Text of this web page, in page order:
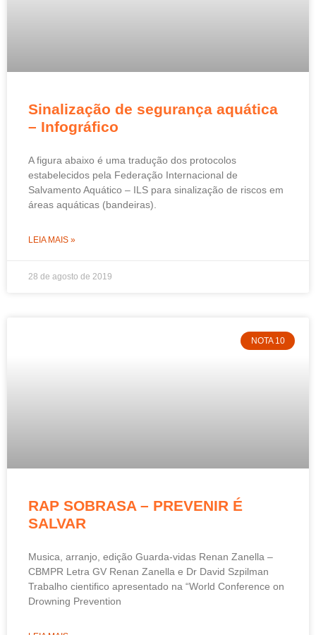
Sinalização de segurança aquática
– Infográfico
A figura abaixo é uma tradução dos protocolos
estabelecidos pela Federação Internacional de
Salvamento Aquático – ILS para sinalização de riscos em
áreas aquáticas (bandeiras).
LEIA MAIS »
28 de agosto de 2019
NOTA 10
RAP SOBRASA – PREVENIR É
SALVAR
Musica, arranjo, edição Guarda-vidas Renan Zanella –
CBMPR Letra GV Renan Zanella e Dr David Szpilman
Trabalho cientifico apresentado na “World Conference on
Drowning Prevention